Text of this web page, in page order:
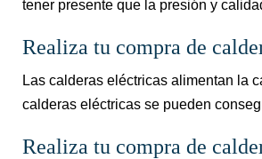
tener presente que la presión y
Realiza tu compra de
Las calderas eléctricas alimentan la
calderas eléctricas se pueden
Realiza tu compra de